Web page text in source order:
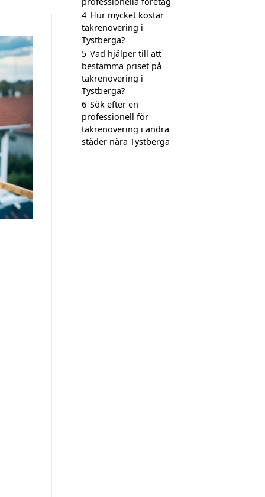
4 Hur mycket kostar
takrenovering i
Tystberga?
5 Vad hjälper till att
bestämma priset på
takrenovering i
Tystberga?
6 Sök efter en
professionell för
takrenovering i andra
städer nära Tystberga